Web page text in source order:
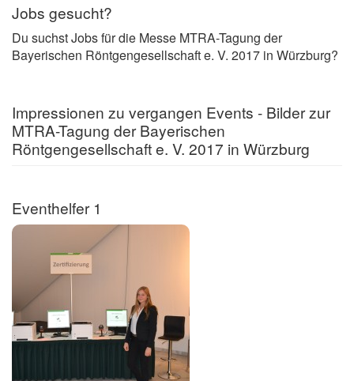
Jobs gesucht?
Du suchst Jobs für die Messe MTRA-Tagung der
Bayerischen Röntgengesellschaft e. V. 2017 in Würzburg?
Impressionen zu vergangen Events - Bilder zur
MTRA-Tagung der Bayerischen
Röntgengesellschaft e. V. 2017 in Würzburg
Eventhelfer 1